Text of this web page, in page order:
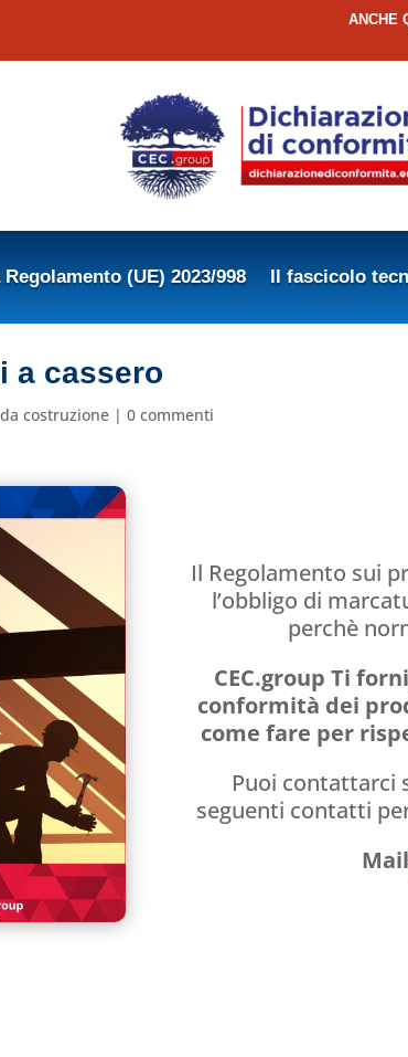
ANCHE
(UE) 2023/998 Il fascicolo
a cassero
costruzione |0 commenti
Il Regolamento sui
l’obbligo di
perchè
CEC.group Ti
conformità dei
come fare per
Puoi contattarci
seguenti contatti